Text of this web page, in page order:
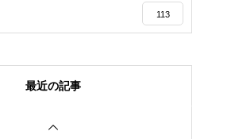
113
最近の記事